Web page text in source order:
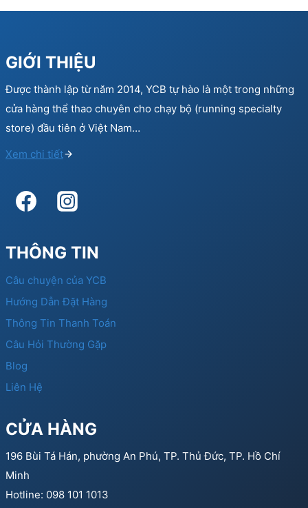
GIỚI THIỆU
Được thành lập từ năm 2014, YCB tự hào là một trong những
cửa hàng thể thao chuyên cho chạy bộ (running specialty
store) đầu tiên ở Việt Nam…
Xem chi tiết
THÔNG TIN
Câu chuyện của YCB
Hướng Dẫn Đặt Hàng
Thông Tin Thanh Toán
Câu Hỏi Thường Gặp
Blog
Liên Hệ
CỬA HÀNG
196 Bùi Tá Hán, phường An Phú, TP. Thủ Đức, TP. Hồ Chí
Minh
Hotline: 098 101 1013